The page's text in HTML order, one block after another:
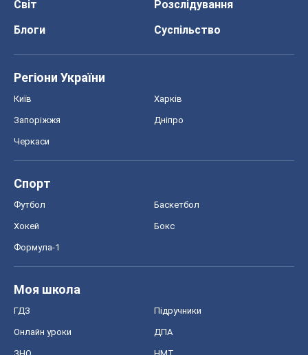
Світ
Розслідування
Блоги
Суспільство
Регіони України
Київ Харків
Запоріжжя Дніпро
Черкаси
Спорт
Футбол Баскетбол
Хокей Бокс
Формула-1
Моя школа
ГДЗ Підручники
Онлайн уроки ДПА